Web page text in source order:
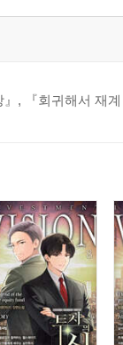
, 『회귀해서 재